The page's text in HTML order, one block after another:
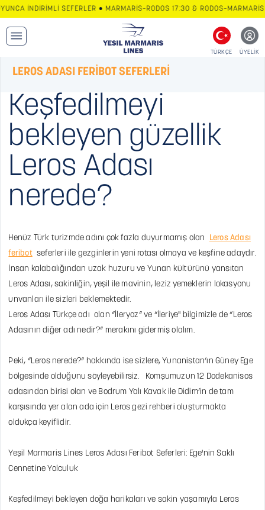
İNDİRİMLİ SEFERLER • MARMARİS–RODOS 17:30 &
TÜRKÇE ÜYELİK
LEROS ADASI FERİBOT SEFERLERİ
Keşfedilmeyi
bekleyen güzellik
Leros Adası
nerede?
Henüz Türk turizmde adını çok fazla duyurmamış olan Leros Adası
feribotseferleri ile gezginlerin yeni rotası olmaya ve keşfine adaydır.
İnsan kalabalığından uzak huzuru ve Yunan kültürünü yansıtan
Leros Adası, sakinliğin, yeşil ile mavinin, leziz yemeklerin lokasyonu
unvanları ile sizleri beklemektedir.
Leros Adası Türkçe adı olan “İleryoz” ve “İleriye" bilgimizle de “Leros
Adasının diğer adı nedir?” merakını gidermiş olalım.
Peki, “Leros nerede?” hakkında ise sizlere, Yunanistan’ın Güney Ege
bölgesinde olduğunu söyleyebilirsiz. Komşumuzun 12 Dodekanisos
adasından birisi olan ve Bodrum Yalı Kavak ile Didim’in de tam
karşısında yer alan ada için Leros gezi rehberi oluşturmakta
oldukça keyiflidir.
Yeşil Marmaris Lines Leros Adası Feribot Seferleri: Ege'nin Saklı
Cennetine Yolculuk
Keşfedilmeyi bekleyen doğa harikaları ve sakin yaşamıyla Leros